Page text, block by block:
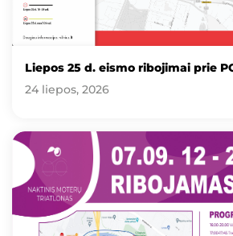
Liepos 25 d. eismo ribojimai prie
24 liepos, 2026